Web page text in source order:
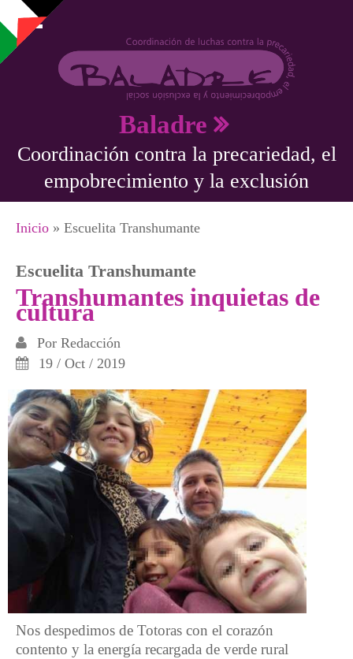
Pasar al contenido principal
Baladre
Coordinación contra la precariedad, el
empobrecimiento y la exclusión
Se encuentra usted aquí
Inicio » Escuelita Transhumante
Escuelita Transhumante
Transhumantes inquietas de
cultura
Por Redacción
19 / Oct / 2019
Nos despedimos de Totoras con el corazón
contento y la energía recargada de verde rural